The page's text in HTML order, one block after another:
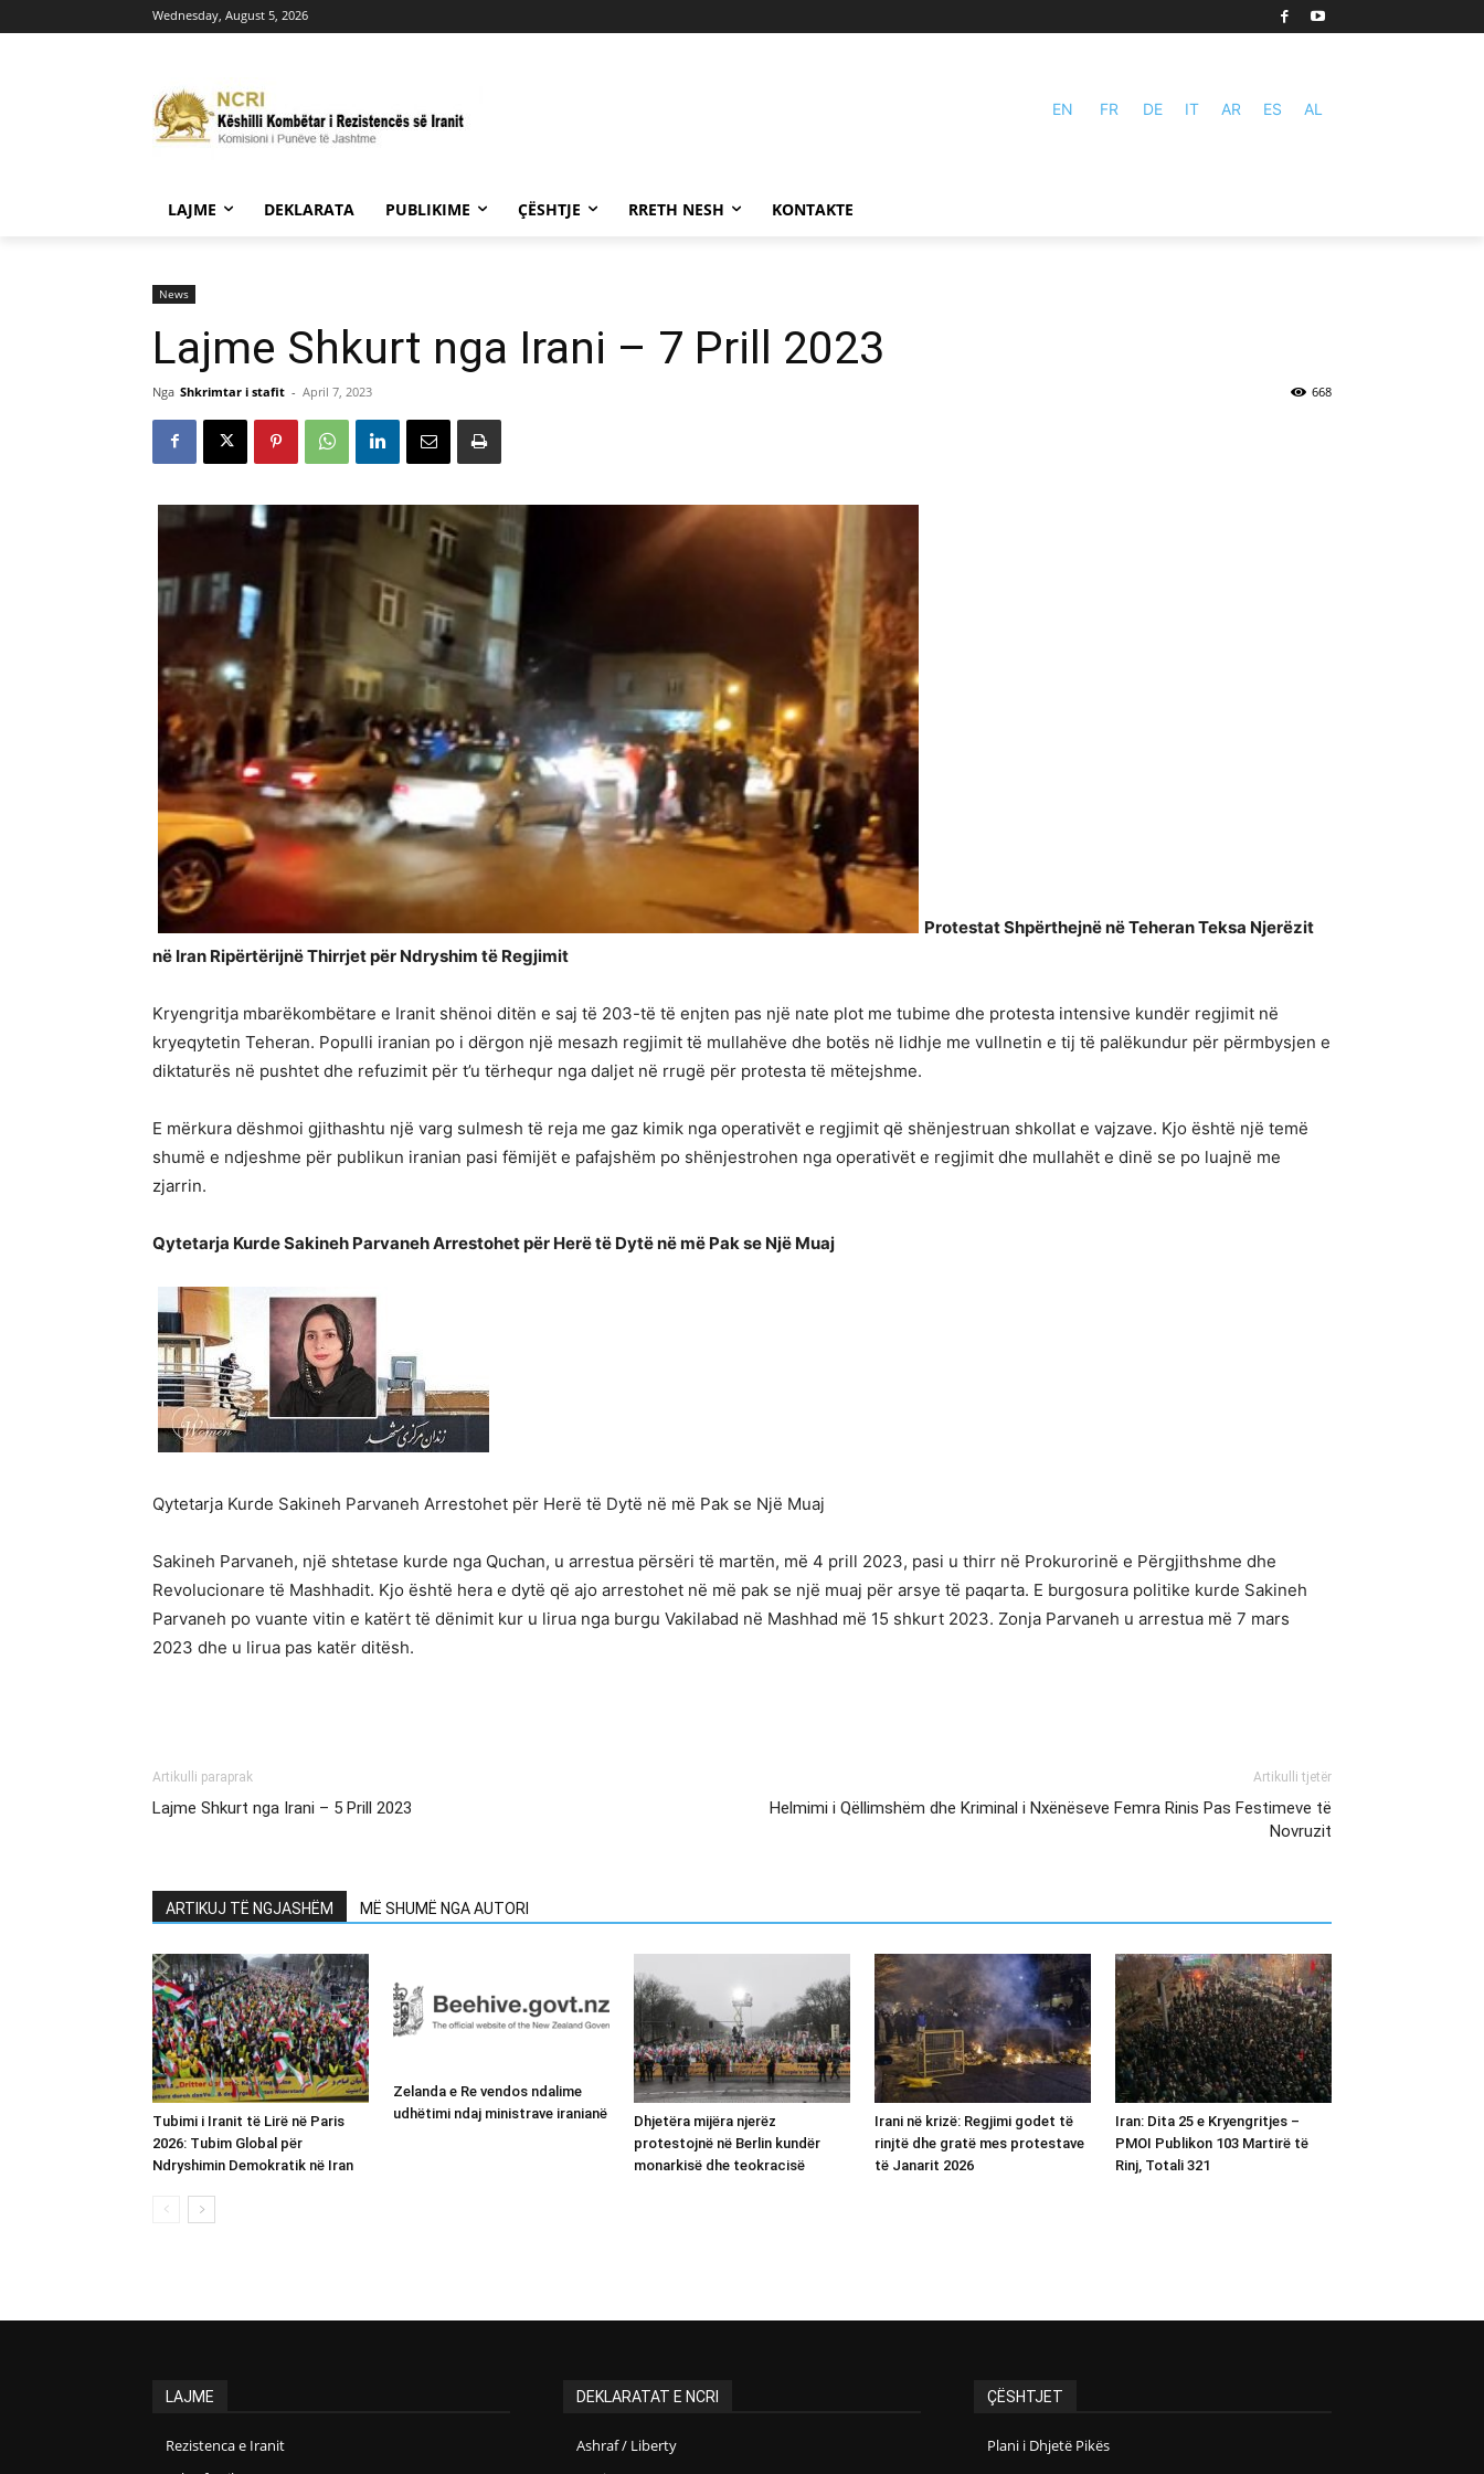
Wednesday, August 5, 2026
EN FR DE IT AR ES AL
LAJME DEKLARATA PUBLIKIME ÇËSHTJE RRETH NESH KONTAKTE
News
Lajme Shkurt nga Irani – 7 Prill 2023
Nga Shkrimtar i stafit - April 7, 2023 668
Protestat Shpërthejnë në Teheran Teksa Njerëzit
në Iran Ripërtërijnë Thirrjet për Ndryshim të Regjimit
Kryengritja mbarëkombëtare e Iranit shënoi ditën e saj të 203-të të enjten pas një nate plot me tubime dhe protesta intensive kundër regjimit në
kryeqytetin Teheran. Populli iranian po i dërgon një mesazh regjimit të mullahëve dhe botës në lidhje me vullnetin e tij të palëkundur për përmbysjen e
diktaturës në pushtet dhe refuzimit për t’u tërhequr nga daljet në rrugë për protesta të mëtejshme.
E mërkura dëshmoi gjithashtu një varg sulmesh të reja me gaz kimik nga operativët e regjimit që shënjestruan shkollat e vajzave. Kjo është një temë
shumë e ndjeshme për publikun iranian pasi fëmijët e pafajshëm po shënjestrohen nga operativët e regjimit dhe mullahët e dinë se po luajnë me
zjarrin.
Qytetarja Kurde Sakineh Parvaneh Arrestohet për Herë të Dytë në më Pak se Një Muaj
Qytetarja Kurde Sakineh Parvaneh Arrestohet për Herë të Dytë në më Pak se Një Muaj
Sakineh Parvaneh, një shtetase kurde nga Quchan, u arrestua përsëri të martën, më 4 prill 2023, pasi u thirr në Prokurorinë e Përgjithshme dhe
Revolucionare të Mashhadit. Kjo është hera e dytë që ajo arrestohet në më pak se një muaj për arsye të paqarta. E burgosura politike kurde Sakineh
Parvaneh po vuante vitin e katërt të dënimit kur u lirua nga burgu Vakilabad në Mashhad më 15 shkurt 2023. Zonja Parvaneh u arrestua më 7 mars
2023 dhe u lirua pas katër ditësh.
Artikulli paraprak
Lajme Shkurt nga Irani – 5 Prill 2023
Artikulli tjetër
Helmimi i Qëllimshëm dhe Kriminal i Nxënëseve Femra Rinis Pas Festimeve të
Novruzit
ARTIKUJ TË NGJASHËM MË SHUMË NGA AUTORI
Tubimi i Iranit të Lirë në Paris
2026: Tubim Global për
Ndryshimin Demokratik në Iran
Zelanda e Re vendos ndalime
udhëtimi ndaj ministrave iranianë
Dhjetëra mijëra njerëz
protestojnë në Berlin kundër
monarkisë dhe teokracisë
Irani në krizë: Regjimi godet të
rinjtë dhe gratë mes protestave
të Janarit 2026
Iran: Dita 25 e Kryengritjes –
PMOI Publikon 103 Martirë të
Rinj, Totali 321
LAJME
Rezistenca e Iranit
DEKLARATAT E NCRI
Ashraf / Liberty
ÇËSHTJET
Plani i Dhjetë Pikës